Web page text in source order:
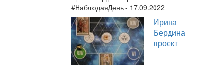
#НаблюдаяДень - 17.09.2022
Ирина
Бердина
проект